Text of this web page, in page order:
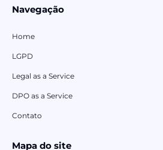
Navegação
Home
LGPD
Legal as a Service
DPO as a Service
Contato
Mapa do site